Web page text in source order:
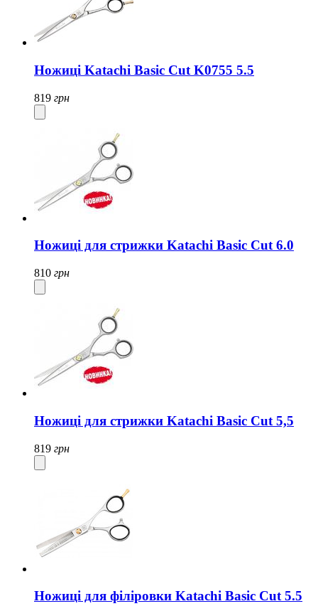
Ножиці Katachi Basic Cut K0755 5.5
819 грн
Ножиці для стрижки Katachi Basic Cut 6.0
810 грн
Ножиці для стрижки Katachi Basic Cut 5,5
819 грн
Ножиці для філіровки Katachi Basic Cut 5.5